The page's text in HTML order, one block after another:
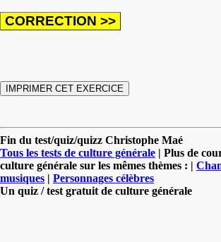
Fin du test/quiz/quizz Christophe Maé
Tous les tests de culture générale | Plus de
culture générale sur les mêmes thèmes : |
musiques | Personnages célèbres
Un quiz / test gratuit de culture générale